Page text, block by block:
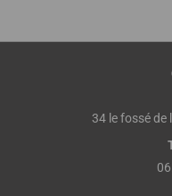
34 le fossé de